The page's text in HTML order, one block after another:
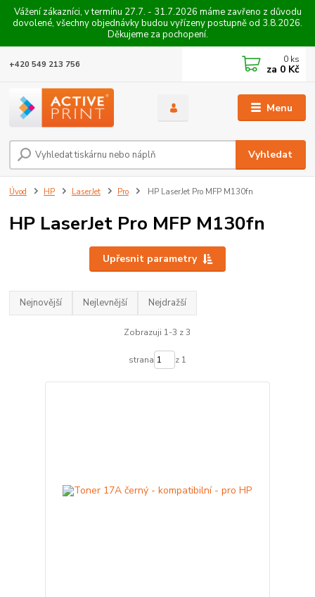
Vážení zákazníci, v termínu 27.7. - 31.7.2026 máme zavřeno z důvodu
dovolené, všechny objednávky budou vyřízeny postupně od 3.8.2026.
Děkujeme za pochopení.
Menu
Vyhledat
+420 549 213 756 0 ks
za 0 Kč
Úvod HP LaserJet Pro HP LaserJet Pro MFP M130fn
HP LaserJet Pro MFP M130fn
Upřesnit parametry
Nejnovější Nejlevnější Nejdražší
Zobrazuji 1-3 z 3
strana z 1